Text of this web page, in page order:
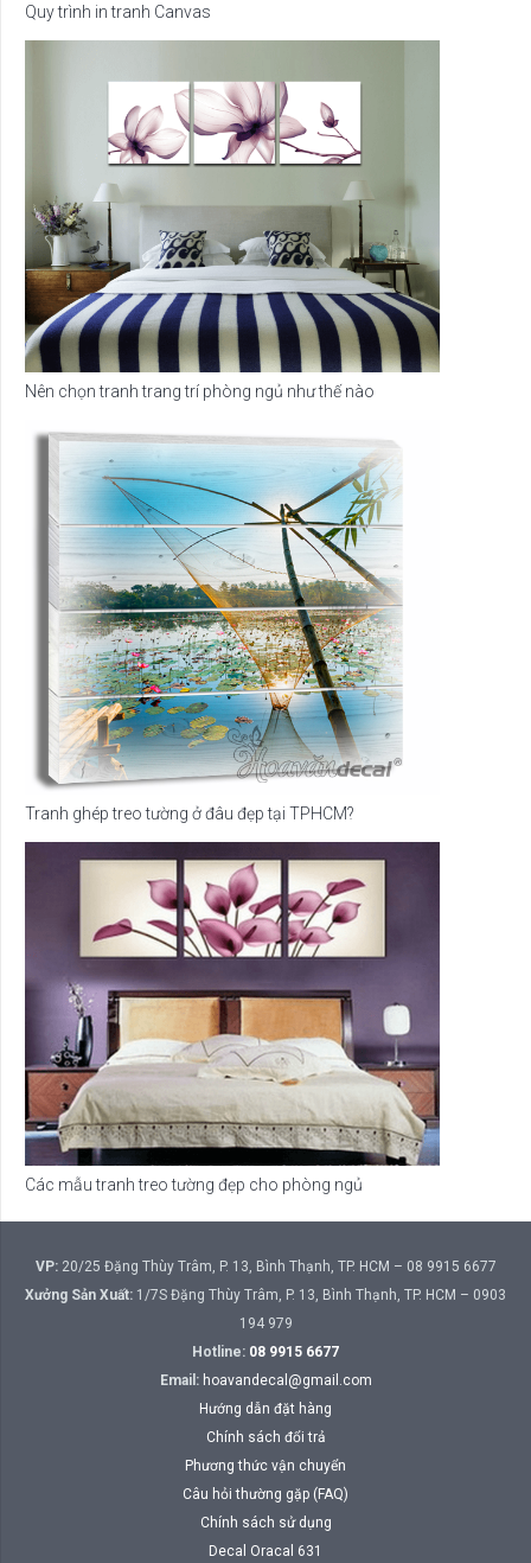
Quy trình in tranh Canvas
Nên chọn tranh trang trí phòng ngủ như thế nào
Tranh ghép treo tường ở đâu đẹp tại TPHCM?
Các mẫu tranh treo tường đẹp cho phòng ngủ
VP:20/25 Đặng Thùy Trâm, P. 13, Bình Thạnh, TP. HCM – 08 9915 6677
Xưởng Sản Xuất: 1/7S Đặng Thùy Trâm, P. 13, Bình Thạnh, TP. HCM – 0903
194 979
Hotline: 08 9915 6677
Email: hoavandecal@gmail.com
Hướng dẫn đặt hàng
Chính sách đổi trả
Phương thức vận chuyển
Câu hỏi thường gặp (FAQ)
Chính sách sử dụng
Decal Oracal 631